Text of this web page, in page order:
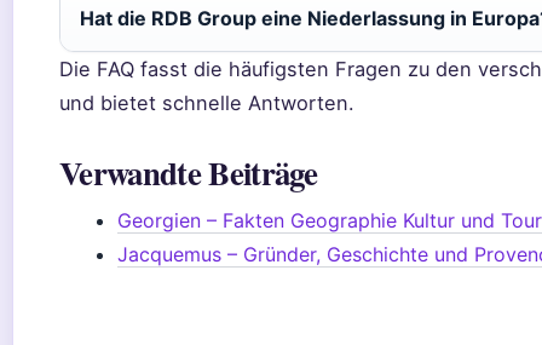
Hat die RDB Group eine Niederlassung in
Die FAQ fasst die häufigsten Fragen zu den
und bietet schnelle Antworten.
Verwandte Beiträge
Georgien – Fakten Geographie Kultur und
Jacquemus – Gründer, Geschichte und